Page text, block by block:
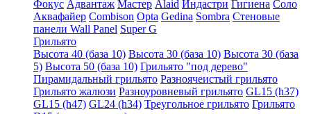
Фокус Адвантаж Мастер Alaid Индастри Гигиена Соло
Аквафайер Combison Opta Gedina Sombra Стеновые
панели Wall Panel Super G
Грильято
Высота 40 (база 10) Высота 30 (база 10) Высота 30 (база
5) Высота 50 (база 10) Грильято "под дерево"
Пирамидальный грильято Разноячеистый грильято
Грильято жалюзи Разноуровневый грильято GL15 (h37)
GL15 (h47) GL24 (h34) Треугольное грильято Грильято